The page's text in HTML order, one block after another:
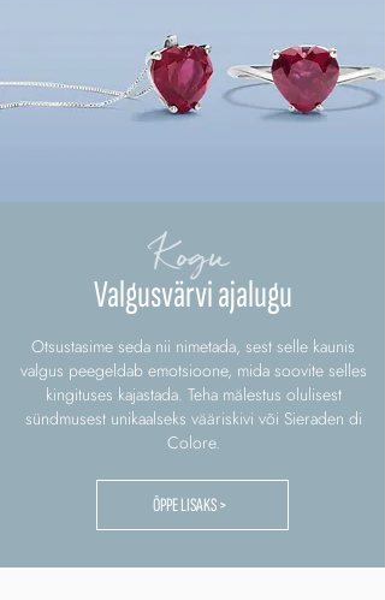
Kogu
Valgusvärvi ajalugu
Otsustasime seda nii nimetada, sest selle kaunis
valgus peegeldab emotsioone, mida soovite selles
kingituses kajastada. Teha mälestus olulisest
sündmusest unikaalseks vääriskivi või Sieraden di
Colore.
ÕPPE LISAKS >